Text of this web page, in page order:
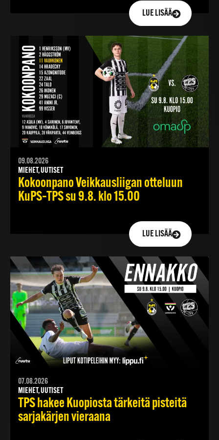
LUE LISÄÄ
09.08.2026
MIEHET, UUTISET
Kokoonpano Veikkausliigan otteluun
KuPS–TPS su 9.8. klo 15.00
LUE LISÄÄ
07.08.2026
MIEHET, UUTISET
TPS hakee Kuopiosta tärkeitä pisteitä
sarjakärjen vieraana